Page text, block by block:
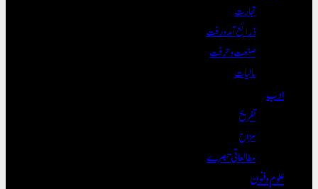
تجارت
ذرائع آمدورفت
صنعت و حرفت
مالیات
ادب
تفریح
مزاح
مطالعاتی تبصرے
علوم و فنون